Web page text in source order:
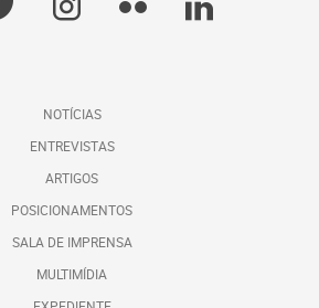
NOTÍCIAS
ENTREVISTAS
ARTIGOS
POSICIONAMENTOS
SALA DE IMPRENSA
MULTIMÍDIA